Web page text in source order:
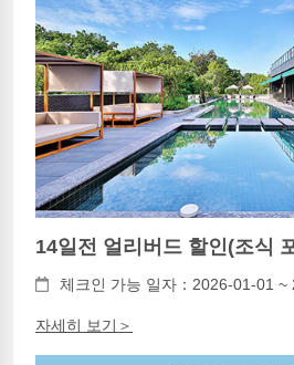
14일전 얼리버드 할인(조식
체크인 가능 일자：2026-01-01 ~
자세히 보기＞